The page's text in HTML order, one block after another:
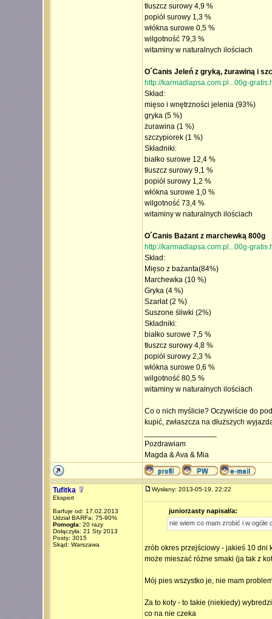
tłuszcz surowy 4,9 %
popiół surowy 1,3 %
włókna surowe 0,5 %
wilgotność 79,3 %
witaminy w naturalnych ilościach
O´Canis Jeleń z gryką, żurawiną i
http://karmadlapsa.com.pl...00g-
Skład:
mięso i wnętrzności jelenia (93%)
gryka (5 %)
żurawina (1 %)
szczypiorek (1 %)
Składniki:
białko surowe 12,4 %
tłuszcz surowy 9,1 %
popiół surowy 1,2 %
włókna surowe 1,0 %
wilgotność 73,4 %
witaminy w naturalnych ilościach
O´Canis Bażant z marchewką 800g
http://karmadlapsa.com.pl...00g-
Skład:
Mięso z bażanta(84%)
Marchewka (10 %)
Gryka (4 %)
Szarłat (2 %)
Suszone śliwki (2%)
Składniki:
białko surowe 7,5 %
tłuszcz surowy 4,8 %
popiół surowy 2,3 %
włókna surowe 0,6 %
wilgotność 80,5 %
witaminy w naturalnych ilościach
Co o nich myślicie? Oczywiście do
kupić, zwłaszcza na dłuższych
Pozdrawiam
Magda & Ava & Mia
Tufitka
Ekspert
Barfuje od: 17.02.2013
Udział BARFa: 75-90%
Pomogła:20 razy
Dołączyła: 21 Sty 2013
Posty: 3015
Skąd: Warszawa
Wysłany: 2013-05-19, 22:22
juniorzasty napisał/a:
nie wiem co mam zrobić i w ogóle
zrób okres przejściowy - jakieś 10 dni
może mieszać różne smaki (ja tak z
Mój pies wszystko je, nie mam
Za to koty - to takie (niekiedy)
co na nie czeka